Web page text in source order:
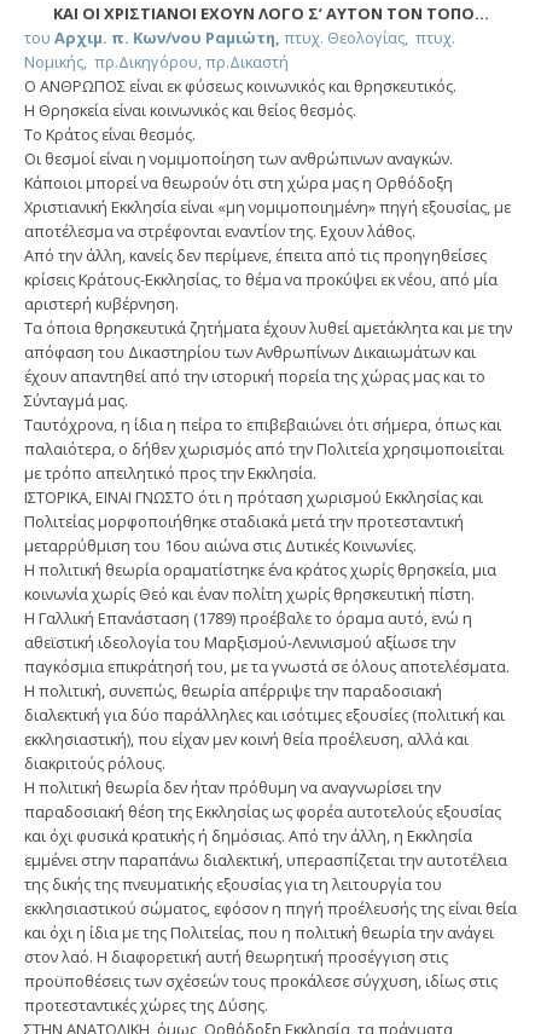
ΚΑΙ ΟΙ ΧΡΙΣΤΙΑΝΟΙ ΕΧΟΥΝ ΛΟΓΟ Σ’ ΑΥΤΟΝ ΤΟΝ ΤΟΠΟ…
του Αρχιμ. π. Κων/νου Ραμιώτη, πτυχ. Θεολογίας, πτυχ.
Νομικής, πρ.Δικηγόρου, πρ.Δικαστή
Ο ΑΝΘΡΩΠΟΣ είναι εκ φύσεως κοινωνικός και θρησκευτικός.
Η Θρησκεία είναι κοινωνικός και θείος θεσμός.
Το Κράτος είναι θεσμός.
Οι θεσμοί είναι η νομιμοποίηση των ανθρώπινων αναγκών.
Κάποιοι μπορεί να θεωρούν ότι στη χώρα μας η Ορθόδοξη
Χριστιανική Εκκλησία είναι «μη νομιμοποιημένη» πηγή εξουσίας, με
αποτέλεσμα να στρέφονται εναντίον της. Εχουν λάθος.
Από την άλλη, κανείς δεν περίμενε, έπειτα από τις προηγηθείσες
κρίσεις Κράτους-Εκκλησίας, το θέμα να προκύψει εκ νέου, από μία
αριστερή κυβέρνηση.
Τα όποια θρησκευτικά ζητήματα έχουν λυθεί αμετάκλητα και με την
απόφαση του Δικαστηρίου των Ανθρωπίνων Δικαιωμάτων και
έχουν απαντηθεί από την ιστορική πορεία της χώρας μας και το
Σύνταγμά μας.
Ταυτόχρονα, η ίδια η πείρα το επιβεβαιώνει ότι σήμερα, όπως και
παλαιότερα, ο δήθεν χωρισμός από την Πολιτεία χρησιμοποιείται
με τρόπο απειλητικό προς την Εκκλησία.
ΙΣΤΟΡΙΚΑ, ΕΙΝΑΙ ΓΝΩΣΤΟ ότι η πρόταση χωρισμού Εκκλησίας και
Πολιτείας μορφοποιήθηκε σταδιακά μετά την προτεσταντική
μεταρρύθμιση του 16ου αιώνα στις Δυτικές Κοινωνίες.
Η πολιτική θεωρία οραματίστηκε ένα κράτος χωρίς θρησκεία, μια
κοινωνία χωρίς Θεό και έναν πολίτη χωρίς θρησκευτική πίστη.
Η Γαλλική Επανάσταση (1789) προέβαλε το όραμα αυτό, ενώ η
αθεϊστική ιδεολογία του Μαρξισμού-Λενινισμού αξίωσε την
παγκόσμια επικράτησή του, με τα γνωστά σε όλους αποτελέσματα.
Η πολιτική, συνεπώς, θεωρία απέρριψε την παραδοσιακή
διαλεκτική για δύο παράλληλες και ισότιμες εξουσίες (πολιτική και
εκκλησιαστική), που είχαν μεν κοινή θεία προέλευση, αλλά και
διακριτούς ρόλους.
Η πολιτική θεωρία δεν ήταν πρόθυμη να αναγνωρίσει την
παραδοσιακή θέση της Εκκλησίας ως φορέα αυτοτελούς εξουσίας
και όχι φυσικά κρατικής ή δημόσιας. Από την άλλη, η Εκκλησία
εμμένει στην παραπάνω διαλεκτική, υπερασπίζεται την αυτοτέλεια
της δικής της πνευματικής εξουσίας για τη λειτουργία του
εκκλησιαστικού σώματος, εφόσον η πηγή προέλευσής της είναι θεία
και όχι η ίδια με της Πολιτείας, που η πολιτική θεωρία την ανάγει
στον λαό. Η διαφορετική αυτή θεωρητική προσέγγιση στις
προϋποθέσεις των σχέσεών τους προκάλεσε σύγχυση, ιδίως στις
προτεσταντικές χώρες της Δύσης.
ΣΤΗΝ ΑΝΑΤΟΛΙΚΗ, όμως, Ορθόδοξη Εκκλησία, τα πράγματα